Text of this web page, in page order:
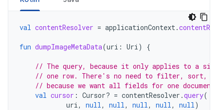
val contentResolver = applicationContext.
fun dumpImageMetaData(uri : Uri) {
// The query, because it only applies to a
// one row. There's no need to filter, sort,
// because we want all fields for one document.
val cursor : Cursor? = contentResolver .query(
uri, null, null, null, null, null)